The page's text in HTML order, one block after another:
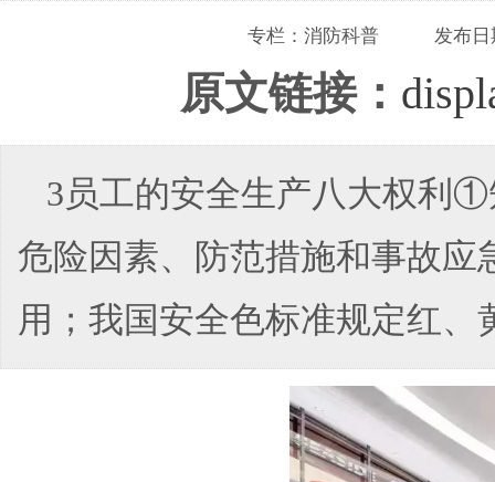
专栏： 消防科普 发布日
原文链接：
3员工的安全生产八大权利
危险因素、防范措施和事故
用；我国安全色标准规定红